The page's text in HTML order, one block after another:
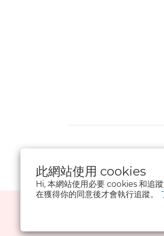
此網站使用 cookies
Hi, 本網站使用必要 cookies 和追
在獲得你的同意後才會執行追蹤。